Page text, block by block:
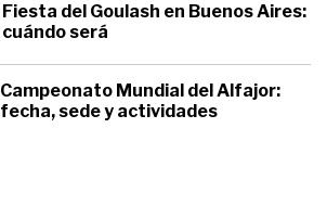
Fiesta del Goulash en Buenos Aires:
cuándo será
Campeonato Mundial del Alfajor:
fecha, sede y actividades